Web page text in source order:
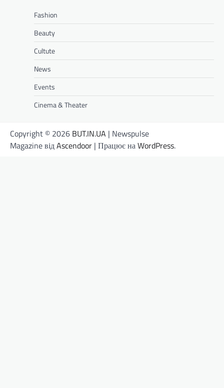
Fashion
Beauty
Cultute
News
Events
Cinema & Theater
Copyright © 2026 BUT.IN.UA | Newspulse
Magazine відAscendoor | Працює наWordPress.